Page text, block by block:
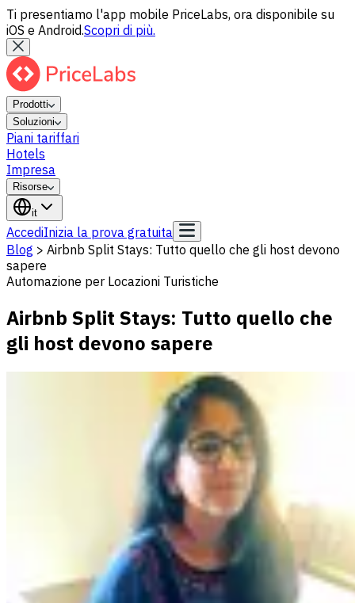
Ti presentiamo l'app mobile PriceLabs, ora disponibile su
iOS e Android.Scopri di più.
Prodotti
Soluzioni
Piani tariffari
Hotels
Impresa
Risorse
it
AccediInizia la prova gratuita
Blog > Airbnb Split Stays: Tutto quello che gli host devono
sapere
Automazione per Locazioni Turistiche
Airbnb Split Stays: Tutto quello che
gli host devono sapere